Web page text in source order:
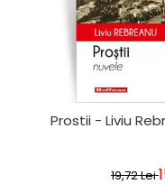
Prostii - Liviu
19,72 Lei